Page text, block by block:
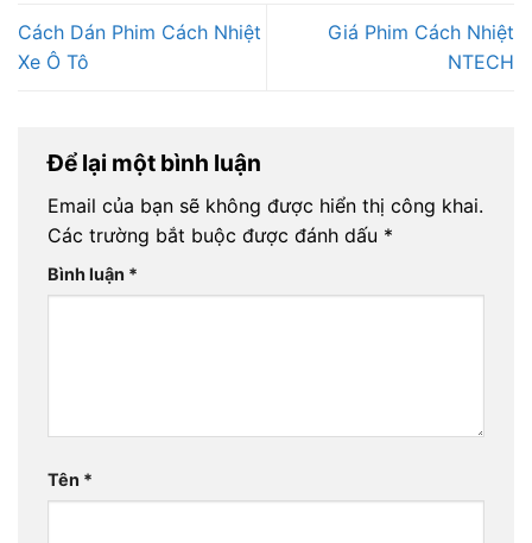
Cách Dán Phim Cách Nhiệt
Xe Ô Tô
Giá Phim Cách Nhiệt
NTECH
Để lại một bình luận
Email của bạn sẽ không được hiển thị công khai.
Các trường bắt buộc được đánh dấu *
Bình luận *
Tên *